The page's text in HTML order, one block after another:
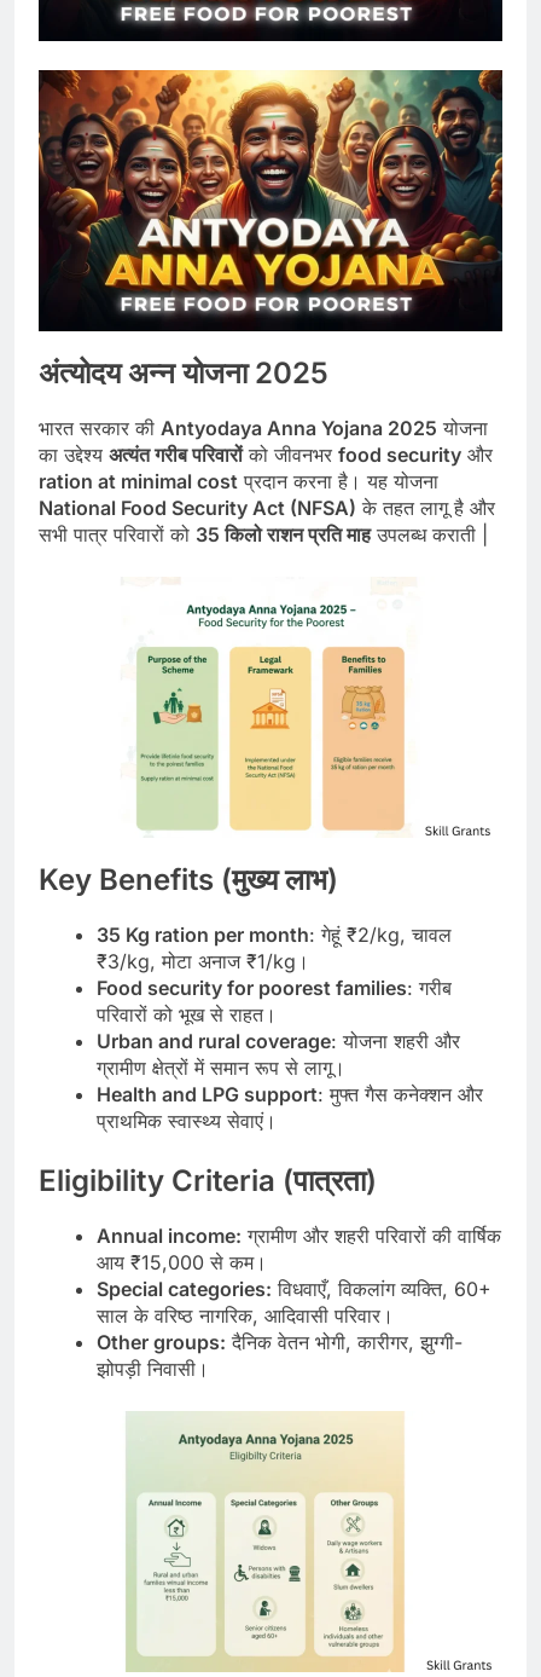
अंत्योदय अन्न योजना 2025
भारत सरकार की Antyodaya Anna Yojana 2025 योजना
का उद्देश्य अत्यंत गरीब परिवारोंको जीवनभर food security और
ration at minimal cost प्रदान करना है। यह योजना
National Food Security Act (NFSA) के तहत लागू है और
सभी पात्र परिवारों को 35 किलो राशन प्रति माहउपलब्ध कराती |
Key Benefits (मुख्य लाभ)
35 Kg ration per month: गेहूं ₹2/kg, चावल
₹3/kg, मोटा अनाज ₹1/kg।
Food security for poorest families: गरीब
परिवारों को भूख से राहत।
Urban and rural coverage: योजना शहरी और
ग्रामीण क्षेत्रों में समान रूप से लागू।
Health and LPG support: मुफ्त गैस कनेक्शन और
प्राथमिक स्वास्थ्य सेवाएं।
Eligibility Criteria (पात्रता)
Annual income: ग्रामीण और शहरी परिवारों की वार्षिक
आय ₹15,000 से कम।
Special categories: विधवाएँ, विकलांग व्यक्ति, 60+
साल के वरिष्ठ नागरिक, आदिवासी परिवार।
Other groups: दैनिक वेतन भोगी, कारीगर, झुग्गी-
झोपड़ी निवासी।